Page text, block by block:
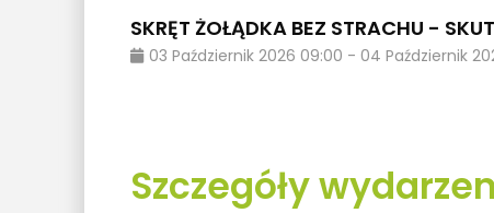
SKRĘT ŻOŁĄDKA BEZ STRACHU -
03 Październik 2026 09:00 -04 Październik
Szczegóły